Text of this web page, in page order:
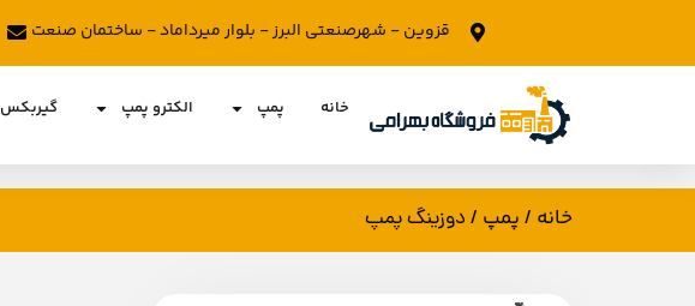
قزوین - شهرصنعتی البرز - بلوار میرداماد - ساختمان صنعت
خانه پمپ الکترو پمپ گیربکس
خانه /پمپ / دوزینگ پمپ